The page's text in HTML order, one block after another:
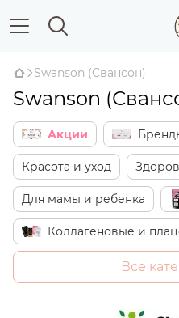
Swanson (Свансон)
Swanson
Акции
Красота и уход
Для мамы и ребенка
Коллагеновые и
Японские сладости
Все